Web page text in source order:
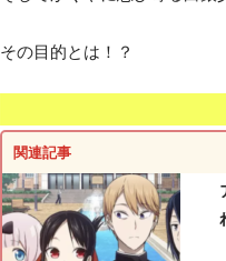
その目的とは！？
関連記事